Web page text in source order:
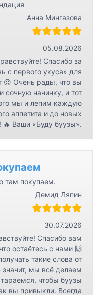
Анна Мингазова
05.08.2026
Спасибо за
с первого укуса» для
😍 Очень рады, что вы
сочную начинку, и тот
мы и лепим каждую
аппетита и до новых
🔥 Ваши «Буду буузы».
там покупаем.
Демид Ляпин
30.07.2026
Спасибо вам
остаётесь с нами 🙌
такие слова от
значит, мы всё делаем
чтобы буузы
вы привыкли. Всегда